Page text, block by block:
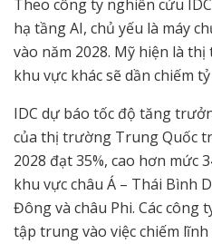
Theo công ty nghiên cứu
hạ tầng AI, chủ yếu là máy
vào năm 2028. Mỹ hiện là
khu vực khác sẽ dần chiếm
IDC dự báo tốc độ tăng
của thị trường Trung Quốc
2028 đạt 35%, cao hơn mức
khu vực châu Á – Thái Bình
Đông và châu Phi. Các công
tập trung vào việc chiếm